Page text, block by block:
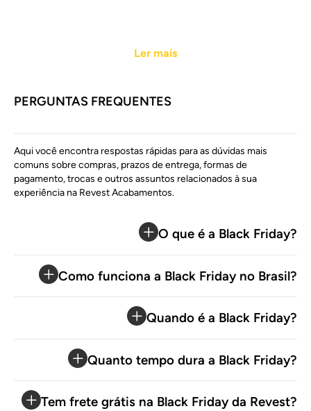
Ler mais
PERGUNTAS FREQUENTES
Aqui você encontra respostas rápidas para as dúvidas mais
comuns sobre compras, prazos de entrega, formas de
pagamento, trocas e outros assuntos relacionados à sua
experiência na Revest Acabamentos.
O que é a Black Friday?
Como funciona a Black Friday no Brasil?
Quando é a Black Friday?
Quanto tempo dura a Black Friday?
Tem frete grátis na Black Friday da Revest?